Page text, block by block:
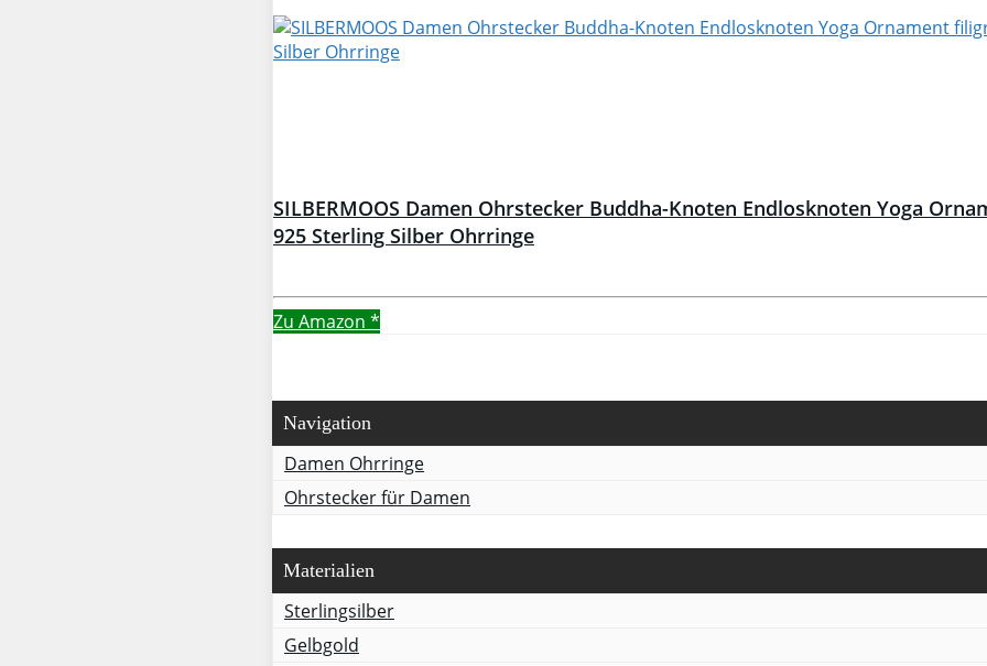
SILBERMOOS Damen Ohrstecker Buddha-Knoten Endlosknoten Yoga
925 Sterling Silber Ohrringe
Zu Amazon *
Navigation
Damen Ohrringe
Ohrstecker für Damen
Materialien
Sterlingsilber
Gelbgold